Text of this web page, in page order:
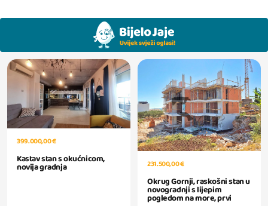
399.000,00 €
Kastav stan s okućnicom,
novija gradnja 231.500,00 €
Okrug Gornji, raskošni stan u
novogradnji s lijepim
pogledom na more, prvi